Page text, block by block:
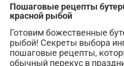
Пошаговые рецепты
красной рыбой
Готовим божественные
рыбой! Секреты выбора
пошаговые рецепты,
обычный перекус в